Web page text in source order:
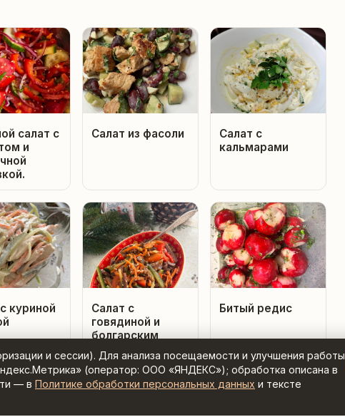
и сессии). Для анализа посещаемости и улучшения работы
(оператор: ООО «ЯНДЕКС»); обработка описана в
— в Политике обработки персональных данных и тексте
салат с
и
Салат из фасоли
Салат с
кальмарами
куриной
Салат с
говядиной и
болгарским
перцем
Битый редис